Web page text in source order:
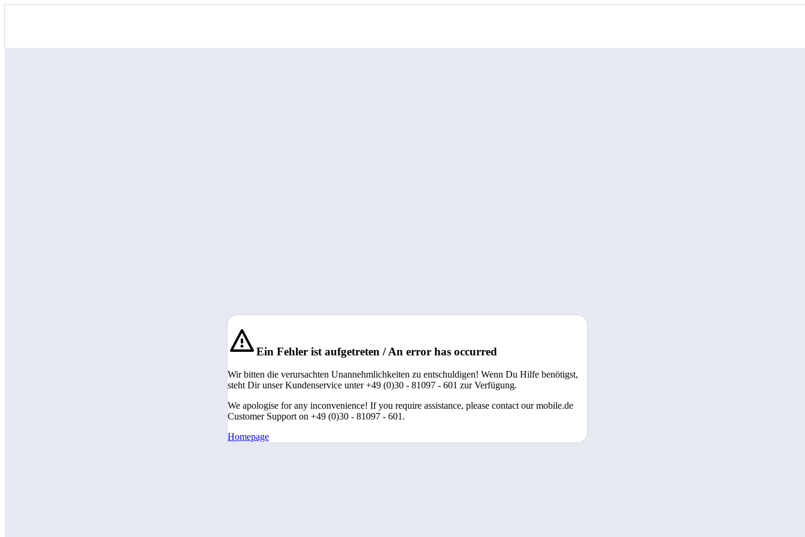
Ein Fehler ist aufgetreten / An error has occurred
Wir bitten die verursachten Unannehmlichkeiten zu entschuldigen! Wenn Du Hilfe benötigst,
steht Dir unser Kundenservice unter +49 (0)30 - 81097 - 601 zur Verfügung.
We apologise for any inconvenience! If you require assistance, please contact our mobile.de
Customer Support on +49 (0)30 - 81097 - 601.
Homepage